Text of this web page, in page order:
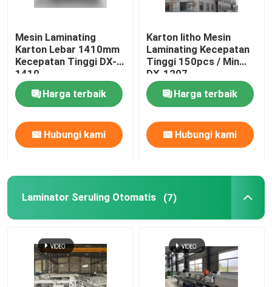
Mesin Laminating
Karton Lebar 1410mm
Kecepatan Tinggi DX-
1410
Harga terbaik
Hubungi kami
Karton litho Mesin
Laminating Kecepatan
Tinggi 150pcs / Min
DX-1207
Harga terbaik
Hubungi kami
Laminator Seruling Otomatis (7)